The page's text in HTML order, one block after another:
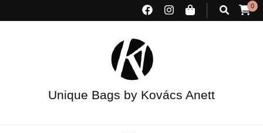
0
Unique Bags by Kovács Anett